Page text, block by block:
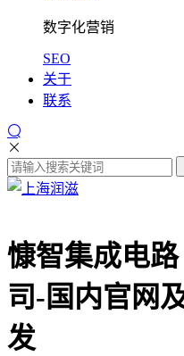
数字化营销
SEO
关于
联系
慷智集成电
司-国内官网
发